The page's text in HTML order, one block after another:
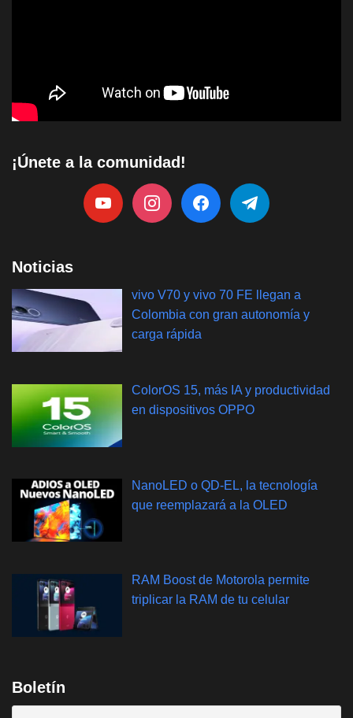
¡Únete a la comunidad!
Noticias
vivo V70 y vivo 70 FE llegan a
Colombia con gran autonomía y
carga rápida
ColorOS 15, más IA y productividad
en dispositivos OPPO
NanoLED o QD-EL, la tecnología
que reemplazará a la OLED
RAM Boost de Motorola permite
triplicar la RAM de tu celular
Boletín